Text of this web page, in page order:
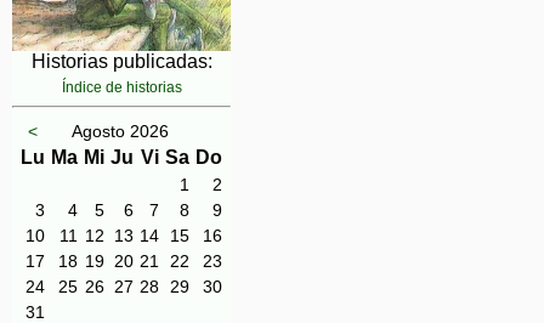
Historias publicadas:
Índice de historias
< Agosto 2026
Lu Ma Mi Ju Vi Sa Do
1
2
3
4 5 6 7 8
9
10
11 12 13 14 15
16
17
18 19 20 21 22
23
24
25 26 27 28 29
30
31